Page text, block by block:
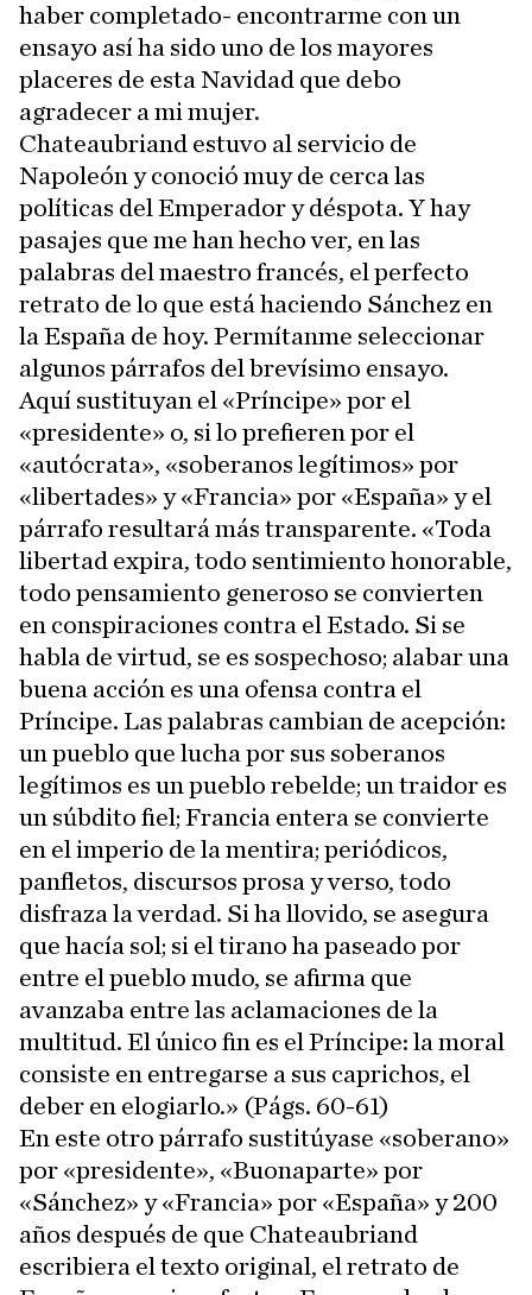
haber completado- encontrarme con un
ensayo así ha sido uno de los mayores
placeres de esta Navidad que debo
agradecer a mi mujer.
Chateaubriand estuvo al servicio de
Napoleón y conoció muy de cerca las
políticas del Emperador y déspota. Y hay
pasajes que me han hecho ver, en las
palabras del maestro francés, el perfecto
retrato de lo que está haciendo Sánchez en
la España de hoy. Permítanme seleccionar
algunos párrafos del brevísimo ensayo.
Aquí sustituyan el «Príncipe» por el
«presidente» o, si lo prefieren por el
«autócrata», «soberanos legítimos» por
«libertades» y «Francia» por «España» y el
párrafo resultará más transparente. «Toda
libertad expira, todo sentimiento honorable,
todo pensamiento generoso se convierten
en conspiraciones contra el Estado. Si se
habla de virtud, se es sospechoso; alabar una
buena acción es una ofensa contra el
Príncipe. Las palabras cambian de acepción:
un pueblo que lucha por sus soberanos
legítimos es un pueblo rebelde; un traidor es
un súbdito fiel; Francia entera se convierte
en el imperio de la mentira; periódicos,
panfletos, discursos prosa y verso, todo
disfraza la verdad. Si ha llovido, se asegura
que hacía sol; si el tirano ha paseado por
entre el pueblo mudo, se afirma que
avanzaba entre las aclamaciones de la
multitud. El único fin es el Príncipe: la moral
consiste en entregarse a sus caprichos, el
deber en elogiarlo.» (Págs. 60-61)
En este otro párrafo sustitúyase «soberano»
por «presidente», «Buonaparte» por
«Sánchez» y «Francia» por «España» y 200
años después de que Chateaubriand
escribiera el texto original, el retrato de